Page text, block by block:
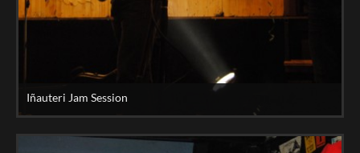
Iñauteri Jam Session